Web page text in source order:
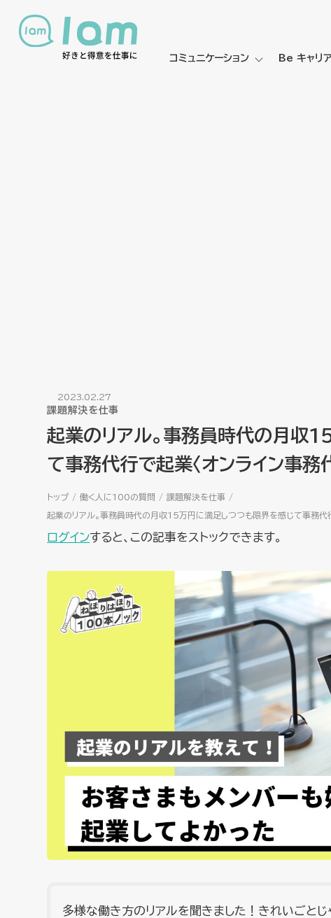
コミュニケーション Be キャリア
2023.02.27
課題解決を仕事
起業のリアル。事務員時代の月収
て事務代行で起業〈オンライン事務
トップ 働く人に100の質問 課題解決を仕事
起業のリアル。事務員時代の月収15万円に満足しつつも限界を感じて事務代
ログインすると、この記事をストックできます。
多様な働き方のリアルを聞きました！きれいごと